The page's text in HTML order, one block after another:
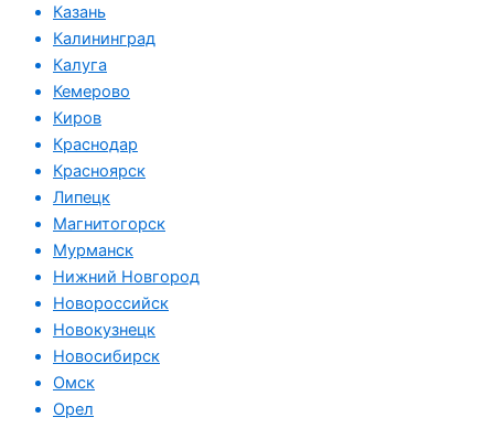
Казань
Калининград
Калуга
Кемерово
Киров
Краснодар
Красноярск
Липецк
Магнитогорск
Мурманск
Нижний Новгород
Новороссийск
Новокузнецк
Новосибирск
Омск
Орел